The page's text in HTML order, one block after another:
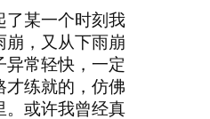
了某一个时刻我
崩，又从下雨崩
异常轻快，一定
才练就的，仿佛
。或许我曾经真